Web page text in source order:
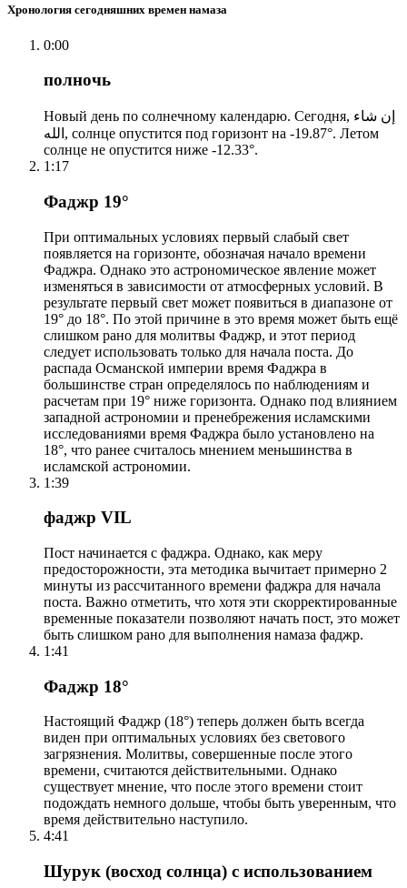
Хронология сегодняшних времен намаза
0:00
полночь
Новый день по солнечному календарю. Сегодня, إن شاء
الله, солнце опустится под горизонт на -19.87°. Летом
солнце не опустится ниже -12.33°.
1:17
Фаджр 19°
При оптимальных условиях первый слабый свет
появляется на горизонте, обозначая начало времени
Фаджра. Однако это астрономическое явление может
изменяться в зависимости от атмосферных условий. В
результате первый свет может появиться в диапазоне от
19° до 18°. По этой причине в это время может быть ещё
слишком рано для молитвы Фаджр, и этот период
следует использовать только для начала поста. До
распада Османской империи время Фаджра в
большинстве стран определялось по наблюдениям и
расчетам при 19° ниже горизонта. Однако под влиянием
западной астрономии и пренебрежения исламскими
исследованиями время Фаджра было установлено на
18°, что ранее считалось мнением меньшинства в
исламской астрономии.
1:39
фаджр VIL
Пост начинается с фаджра. Однако, как меру
предосторожности, эта методика вычитает примерно 2
минуты из рассчитанного времени фаджра для начала
поста. Важно отметить, что хотя эти скорректированные
временные показатели позволяют начать пост, это может
быть слишком рано для выполнения намаза фаджр.
1:41
Фаджр 18°
Настоящий Фаджр (18°) теперь должен быть всегда
виден при оптимальных условиях без светового
загрязнения. Молитвы, совершенные после этого
времени, считаются действительными. Однако
существует мнение, что после этого времени стоит
подождать немного дольше, чтобы быть уверенным, что
время действительно наступило.
4:41
Шурук (восход солнца) с использованием